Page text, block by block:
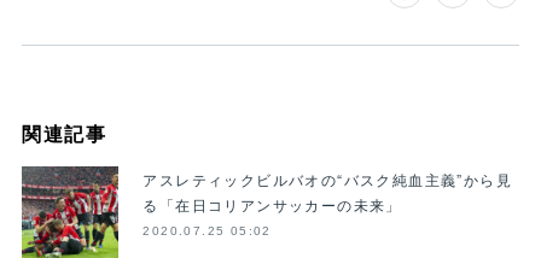
関連記事
アスレティックビルバオの“バスク純血主義”から見
る「在日コリアンサッカーの未来」
2020.07.25 05:02